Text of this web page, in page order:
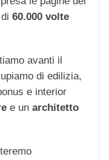
60.000 volte
avanti il
di edilizia,
e interior
e un architetto